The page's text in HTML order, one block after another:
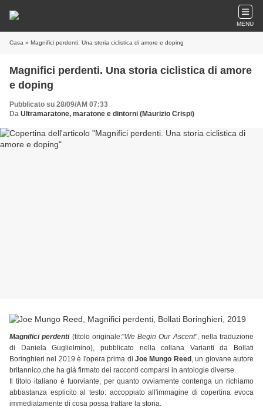
MENU
Casa » Magnifici perdenti. Una storia ciclistica di amore e doping
Magnifici perdenti. Una storia ciclistica di amore
e doping
Pubblicato su 28/09/AM 07:33
Da Ultramaratone, maratone e dintorni (Maurizio Crispi)
Magnifici perdenti(titolo originale:"We Begin Our Ascent", nella traduzione
di Daniela Guglielmino), pubblicato nella collana Varianti da Bollati
Boringhieri nel 2019 è l'opera prima di Joe Mungo Reed , un giovane autore
britannico,che ha già firmato dei racconti comparsi in antologie diverse.
Il titolo italiano è fuorviante, per quanto ovviamente contenga un richiamo
abbastanza esplicito al testo: accoppiato all'immagine di copertina evoca
immediatamente di cosa possa trattare la storia.